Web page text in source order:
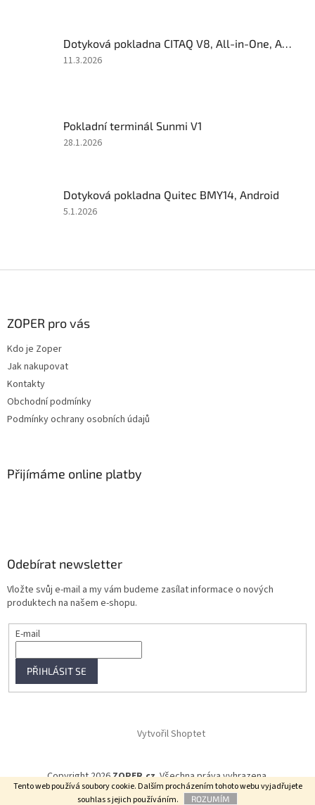
Tento web používá soubory cookie. Dalším procházením tohoto webu vyjadřujete
souhlas s jejich používáním.
ROZUMÍM
z
5
Dotyková pokladna CITAQ V8, All-in-One, Android 5.1, 1GB + 4GB, 3G
Hodnocení
5
hvězdiček.
11.3.2026
Pokladní terminál Sunmi V1
Hodnocení
z
5
28.1.2026
Dotyková pokladna Quitec BMY14, Android
Hodnocení
5.1.2026
ZOPER pro vás
Kdo je Zoper
Jak nakupovat
Kontakty
Obchodní podmínky
Podmínky ochrany osobních údajů
Přijímáme online platby
Odebírat newsletter
Vložte svůj e-mail a my vám budeme zasílat informace o nových
produktech na našem e-shopu.
E-mail
PŘIHLÁSIT SE
Vytvořil Shoptet
Copyright 2026ZOPER.cz. Všechna práva vyhrazena.